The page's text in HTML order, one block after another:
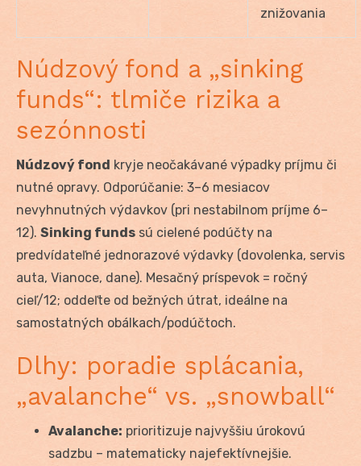
znižovania
Núdzový fond a „sinking
funds“: tlmiče rizika a
sezónnosti
Núdzový fond kryje neočakávané výpadky príjmu či
nutné opravy. Odporúčanie: 3–6 mesiacov
nevyhnutných výdavkov (pri nestabilnom príjme 6–
12). Sinking funds sú cielené podúčty na
predvídateľné jednorazové výdavky (dovolenka, servis
auta, Vianoce, dane). Mesačný príspevok = ročný
cieľ/12; oddeľte od bežných útrat, ideálne na
samostatných obálkach/podúčtoch.
Dlhy: poradie splácania,
„avalanche“ vs. „snowball“
Avalanche: prioritizuje najvyššiu úrokovú
sadzbu – matematicky najefektívnejšie.